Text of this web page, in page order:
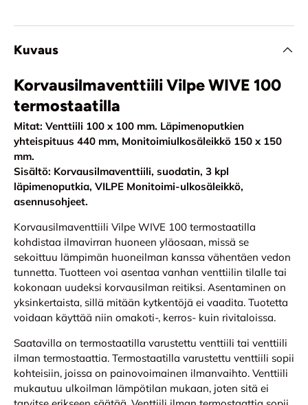
Kuvaus
Korvausilmaventtiili Vilpe WIVE 100
termostaatilla
Mitat: Venttiili 100 x 100 mm. Läpimenoputkien
yhteispituus 440 mm, Monitoimiulkosäleikkö 150 x 150
mm.
Sisältö: Korvausilmaventtiili, suodatin, 3 kpl
läpimenoputkia, VILPE Monitoimi-ulkosäleikkö,
asennusohjeet.
Korvausilmaventtiili Vilpe WIVE 100 termostaatilla
kohdistaa ilmavirran huoneen yläosaan, missä se
sekoittuu lämpimän huoneilman kanssa vähentäen vedon
tunnetta. Tuotteen voi asentaa vanhan venttiilin tilalle tai
kokonaan uudeksi korvausilman reitiksi. Asentaminen on
yksinkertaista, sillä mitään kytkentöjä ei vaadita. Tuotetta
voidaan käyttää niin omakoti-, kerros- kuin rivitaloissa.
Saatavilla on termostaatilla varustettu venttiili tai venttiili
ilman termostaattia. Termostaatilla varustettu venttiili sopii
kohteisiin, joissa on painovoimainen ilmanvaihto. Venttiili
mukautuu ulkoilman lämpötilan mukaan, joten sitä ei